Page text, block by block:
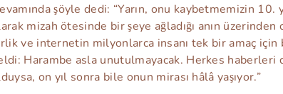
şöyle dedi: “Yarın, onu kaybetmemizin 10.
mizah ötesinde bir şeye ağladığı anın
ve internetin milyonlarca insanı tek bir amaç
Harambe asla unutulmayacak. Herkes haberleri
on yıl sonra bile onun mirası hâlâ yaşıyor.”